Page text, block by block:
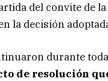
del convite de
la decisión
durante
de resolución